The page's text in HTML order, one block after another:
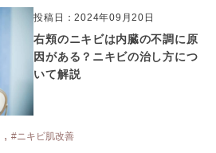
投稿日：2024年09月20日
右頬のニキビは内臓の不調に原
因がある？ニキビの治し方につ
いて解説
, #ニキビ肌改善